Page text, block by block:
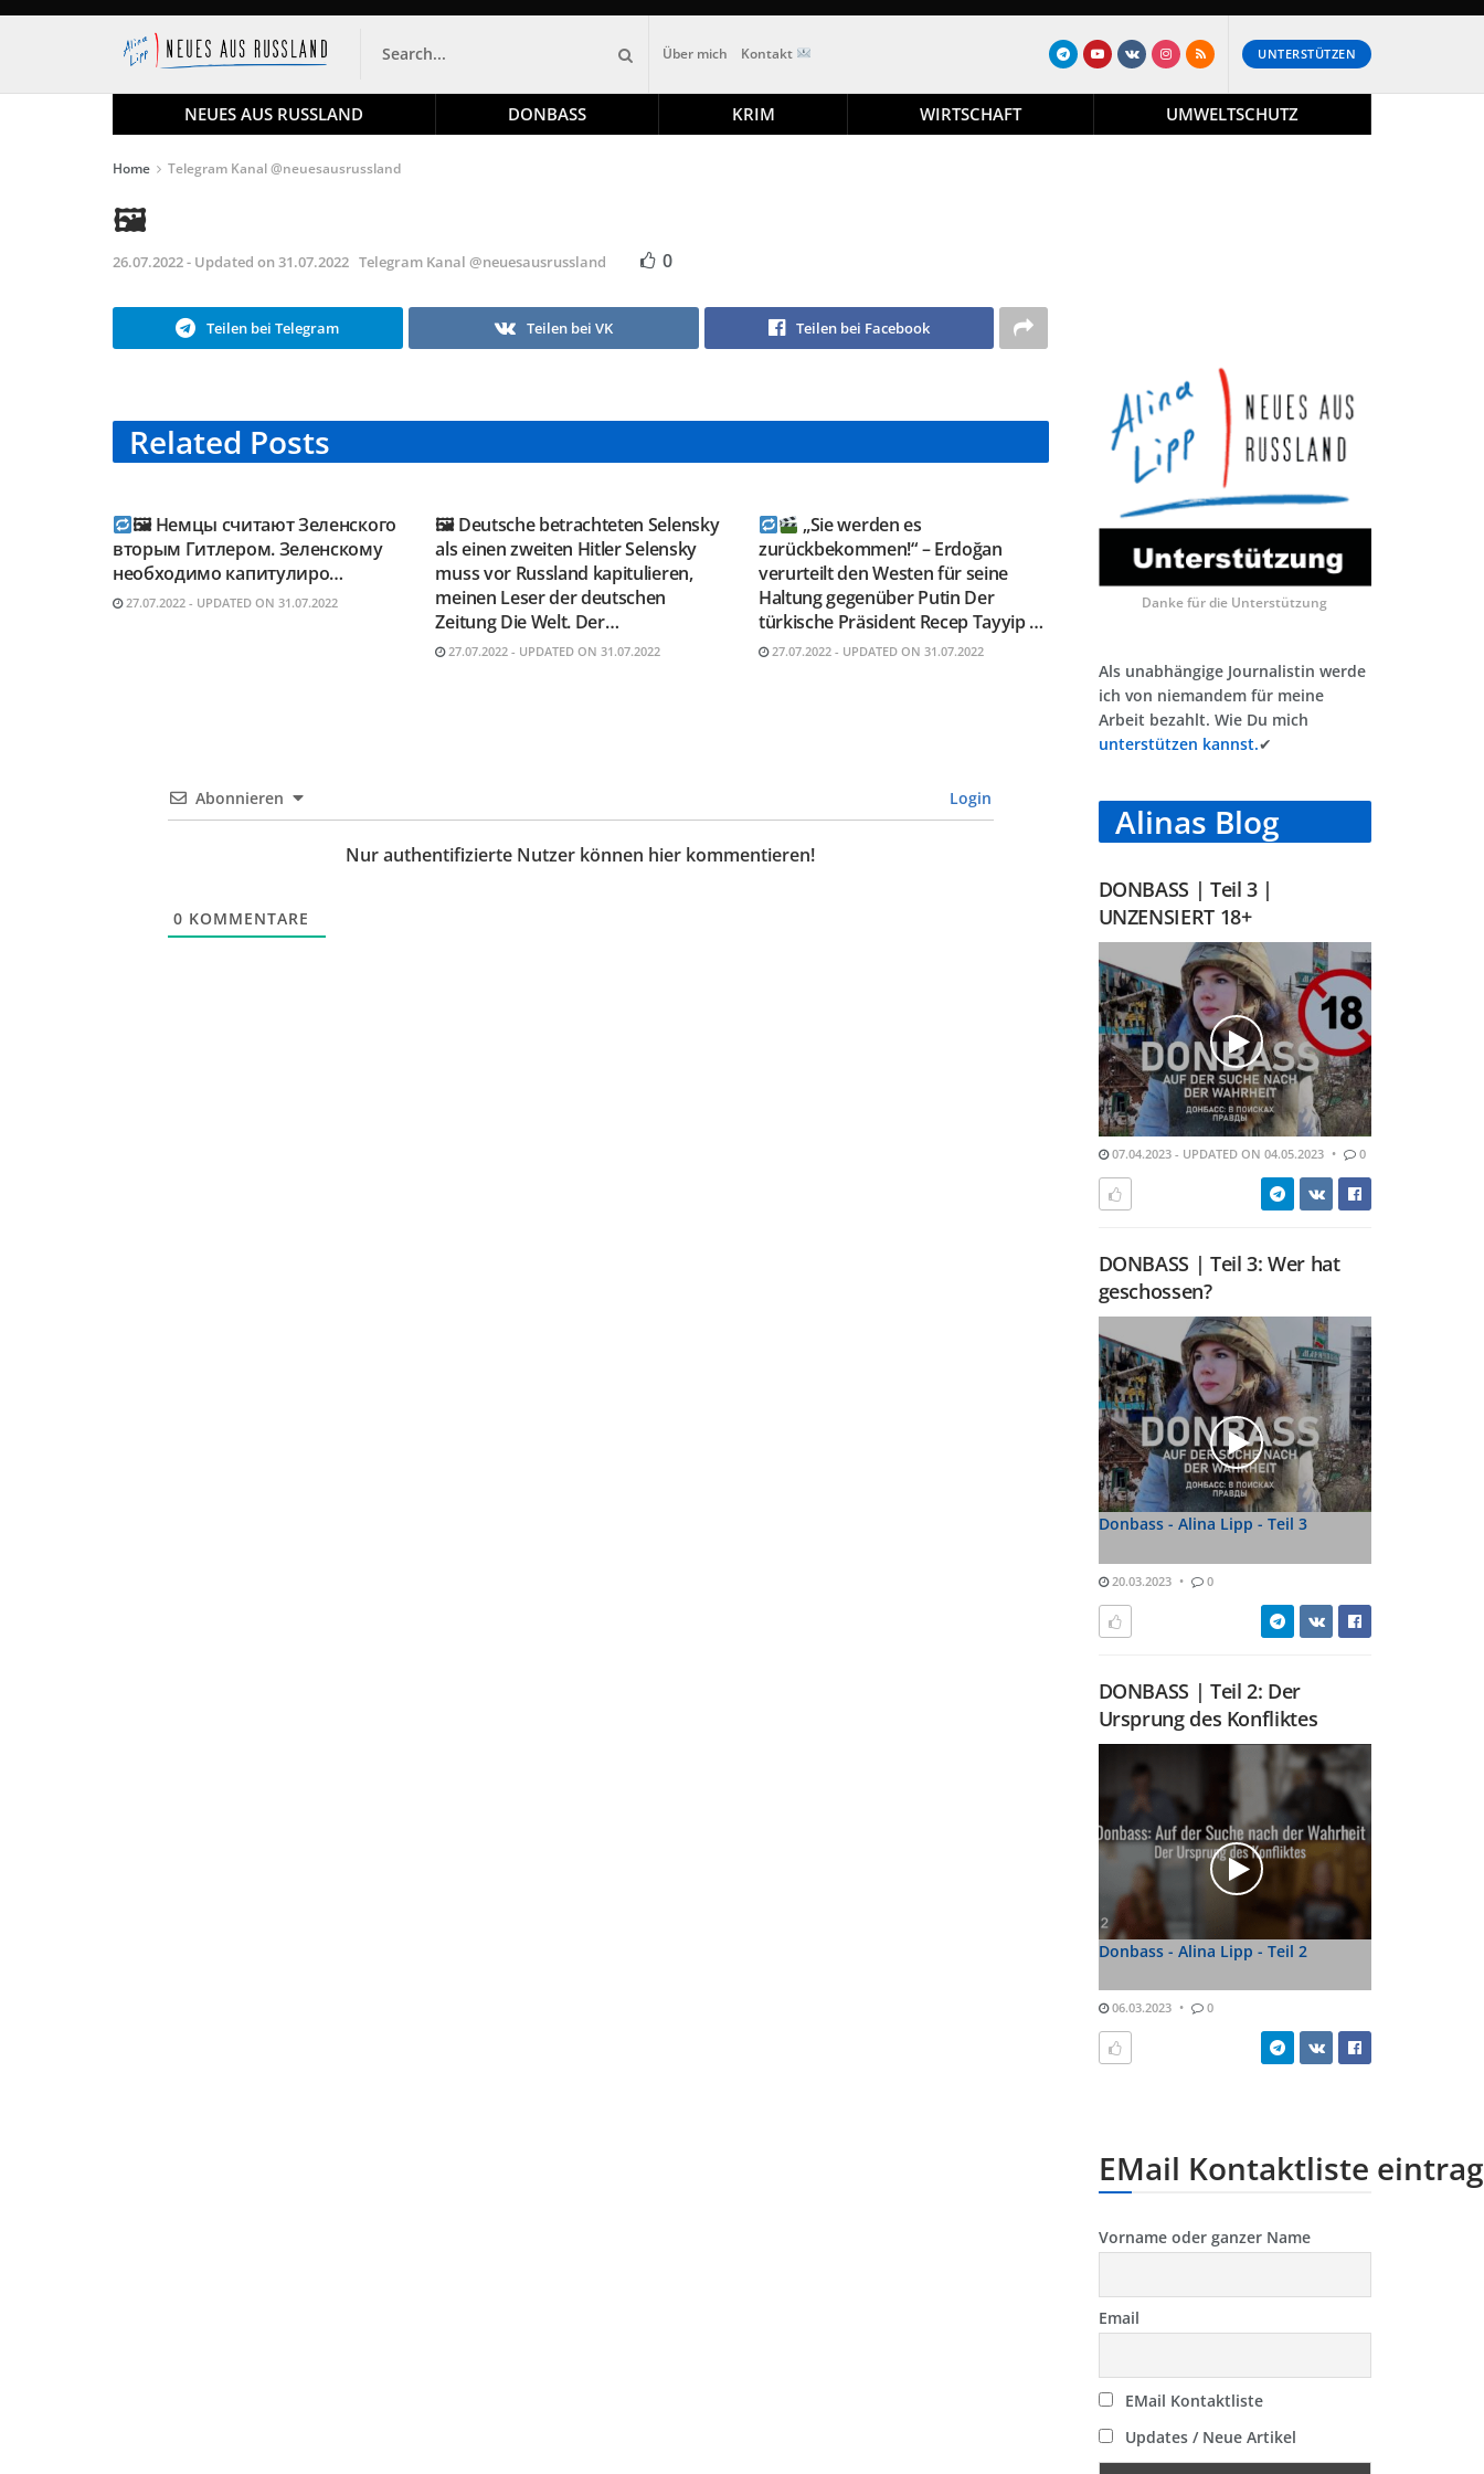
Über mich Kontakt UNTERSTÜTZEN
NEUES AUS RUSSLAND DONBASS KRIM WIRTSCHAFT UMWELTSCHUTZ
Home Telegram Kanal @neuesausrussland
🖼
26.07.2022 - Updated on 31.07.2022 Telegram Kanal @neuesausrussland 0
Teilen bei Telegram Teilen bei VK Teilen bei Facebook
Related Posts
TELEGRAM KANAL
🖼 Немцы считают Зеленского
вторым Гитлером. Зеленскому
необходимо капитулиро…
27.07.2022 - UPDATED ON 31.07.2022
TELEGRAM KANAL
🖼 Deutsche betrachteten Selensky
als einen zweiten Hitler Selensky
muss vor Russland kapitulieren,
meinen Leser der deutschen
Zeitung Die Welt. Der…
27.07.2022 - UPDATED ON 31.07.2022
TELEGRAM KANAL
„Sie werden es
zurückbekommen!“ – Erdoğan
verurteilt den Westen für seine
Haltung gegenüber Putin Der
türkische Präsident Recep Tayyip …
27.07.2022 - UPDATED ON 31.07.2022
Abonnieren Login
Nur authentifizierte Nutzer können hier kommentieren!
0 KOMMENTARE
Danke für die Unterstützung
Als unabhängige Journalistin werde
ich von niemandem für meine
Arbeit bezahlt. Wie Du mich
unterstützen kannst.✔
Alinas Blog
DONBASS | Teil 3 |
UNZENSIERT 18+
07.04.2023 - UPDATED ON 04.05.2023 0
DONBASS | Teil 3: Wer hat
geschossen?
Donbass - Alina Lipp - Teil 3
20.03.2023 0
DONBASS | Teil 2: Der
Ursprung des Konfliktes
Donbass - Alina Lipp - Teil 2
06.03.2023 0
EMail Kontaktliste
Vorname oder ganzer Name
Email
EMail Kontaktliste
Updates / Neue Artikel